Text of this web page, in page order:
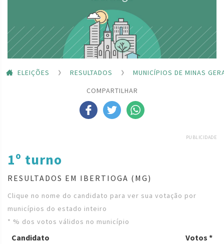
ELEIÇÕES RESULTADOS
MUNICÍPIOS DE MINAS
COMPARTILHAR
PUBLICIDADE
1º turno
RESULTADOS EM IBERTIOGA (MG)
Clique no nome do candidato para ver sua votação por
municípios do estado inteiro
* % dos votos válidos no município
Candidato Votos *